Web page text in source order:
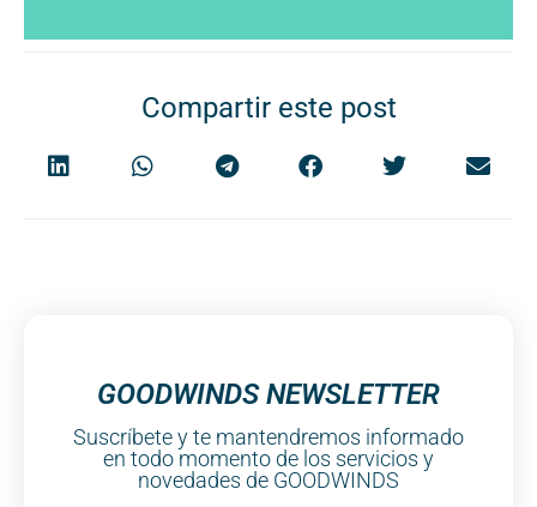
Compartir este post
GOODWINDS NEWSLETTER
Suscríbete y te mantendremos informado
en todo momento de los servicios y
novedades de GOODWINDS